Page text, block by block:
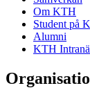
Om KTH
Student på
Alumni
KTH